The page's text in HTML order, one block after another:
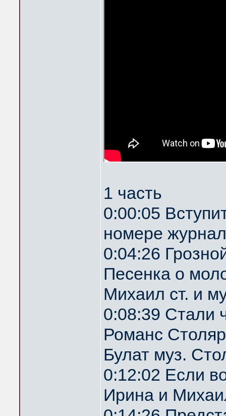
1 часть
0:00:05
номере
0:04:26
Песенка о
Михаил ст. и
0:08:39 Стали
Романс
Булат муз.
0:12:02 Если
Ирина и